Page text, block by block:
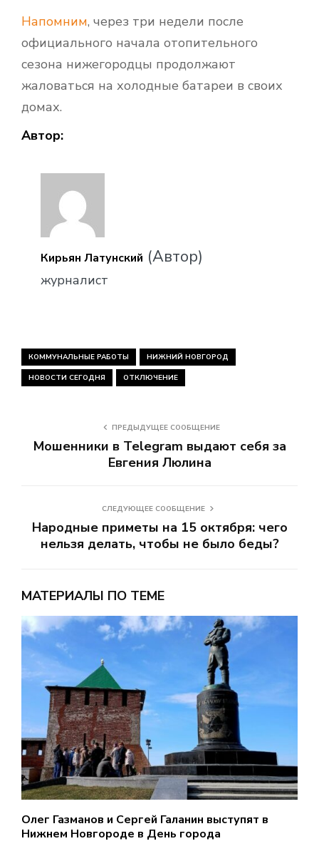
Напомним, через три недели после
официального начала отопительного
сезона нижегородцы продолжают
жаловаться на холодные батареи в своих
домах.
Автор:
Кирьян Латунский (Автор)
журналист
КОММУНАЛЬНЫЕ РАБОТЫ НИЖНИЙ НОВГОРОД
НОВОСТИ СЕГОДНЯ ОТКЛЮЧЕНИЕ
ПРЕДЫДУЩЕЕ СООБЩЕНИЕ
Мошенники в Telegram выдают себя за
Евгения Люлина
СЛЕДУЮЩЕЕ СООБЩЕНИЕ
Народные приметы на 15 октября: чего
нельзя делать, чтобы не было беды?
МАТЕРИАЛЫ ПО ТЕМЕ
Олег Газманов и Сергей Галанин выступят в
Нижнем Новгороде в День города